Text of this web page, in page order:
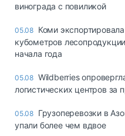
винограда с повиликой
05.08 Коми
кубометров
начала года
05.08 Wildberries
логистических центров за
05.08 Грузоперевозки в
упали более чем вдвое